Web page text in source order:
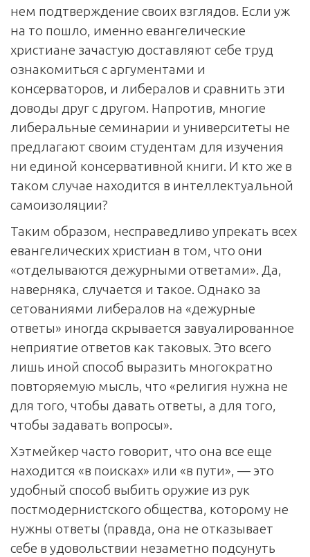
нем подтверждение своих взглядов. Если уж
на то пошло, именно евангелические
христиане зачастую доставляют себе труд
ознакомиться с аргументами и
консерваторов, и либералов и сравнить эти
доводы друг с другом. Напротив, многие
либеральные семинарии и университеты не
предлагают своим студентам для изучения
ни единой консервативной книги. И кто же в
таком случае находится в интеллектуальной
самоизоляции?
Таким образом, несправедливо упрекать всех
евангелических христиан в том, что они
«отделываются дежурными ответами». Да,
наверняка, случается и такое. Однако за
сетованиями либералов на «дежурные
ответы» иногда скрывается завуалированное
неприятие ответов как таковых. Это всего
лишь иной способ выразить многократно
повторяемую мысль, что «религия нужна не
для того, чтобы давать ответы, а для того,
чтобы задавать вопросы».
Хэтмейкер часто говорит, что она все еще
находится «в поисках» или «в пути», — это
удобный способ выбить оружие из рук
постмодернистского общества, которому не
нужны ответы (правда, она не отказывает
себе в удовольствии незаметно подсунуть